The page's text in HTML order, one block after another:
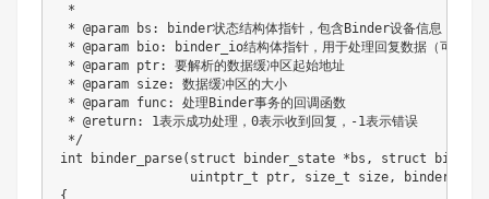
*
* @param bs: binder状态结构体指针，包含Binder设备信息
* @param bio: binder_io结构体指针，用于处理回复数据（可为
* @param ptr: 要解析的数据缓冲区起始地址
* @param size: 数据缓冲区的大小
* @param func: 处理Binder事务的回调函数
* @return: 1表示成功处理，0表示收到回复，-1表示错误
*/
int binder_parse(struct binder_state *bs, struct
uintptr_t ptr, size_t size,
{